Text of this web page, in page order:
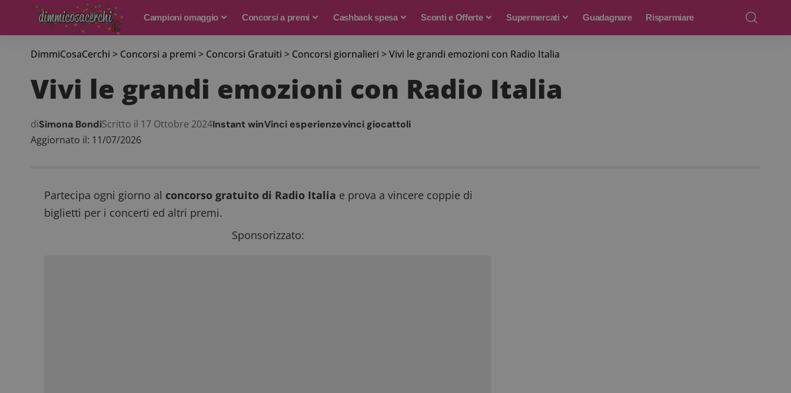
Campioni omaggio Concorsi a premi Cashback spesa Sconti e Offerte Supermercati Guadagnare Risparmiare
DimmiCosaCerchi > Concorsi a premi > Concorsi Gratuiti > Concorsi giornalieri >Vivi le grandi emozioni con Radio Italia
Vivi le grandi emozioni con Radio Italia
Aggiornato il: 11/07/2026
diSimona BondiScritto il 17 Ottobre 2024Instant winVinci esperienzevinci giocattoli
Partecipa ogni giorno al concorso gratuito di Radio Italia e prova a vincere coppie di
biglietti per i concerti ed altri premi.
Sponsorizzato: